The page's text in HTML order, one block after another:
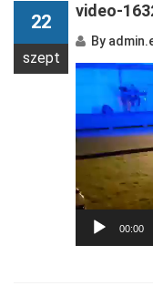
22
szept
video-
By
00:00